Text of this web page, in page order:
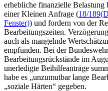
erhebliche finanzielle Belastung
einer Kleinen Anfrage (18/189
Fenster)) und fordern von der
Bearbeitungszeiten.
auch als mangelnde
empfunden. Bei der
Bearbeitungsrückstände im
unerledigte Beihilfeanträge
habe es „unzumutbar lange
„soziale Härten“ gegeben.